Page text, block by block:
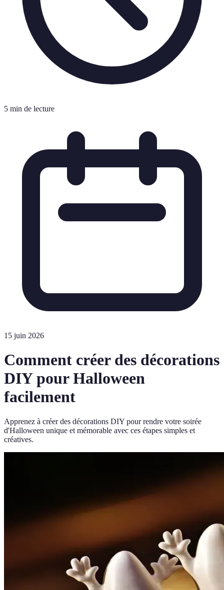
5 min de lecture
15 juin 2026
Comment créer des décorations
DIY pour Halloween
facilement
Apprenez à créer des décorations DIY pour rendre votre soirée
d'Halloween unique et mémorable avec ces étapes simples et
créatives.